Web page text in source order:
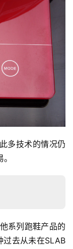
多技术的情况仍
系列跑鞋产品的
过去从未在SLAB